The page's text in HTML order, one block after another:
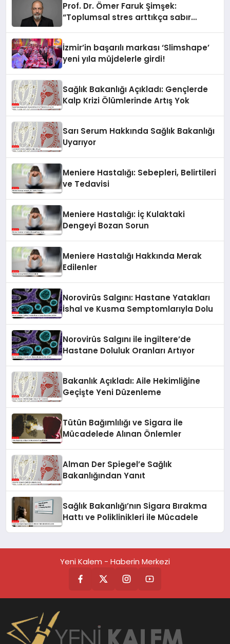
Prof. Dr. Ömer Faruk Şimşek:
“Toplumsal stres arttıkça sabır
İzmir’in başarılı markası ‘Slimshape’
yeni yıla müjdelerle girdi!
Sağlık Bakanlığı Açıkladı: Gençlerde
Kalp Krizi Ölümlerinde Artış Yok
Sarı Serum Hakkında Sağlık Bakanlığı
Uyarıyor
Meniere Hastalığı: Sebepleri, Belirtileri
ve Tedavisi
Meniere Hastalığı: İç Kulaktaki
Dengeyi Bozan Sorun
Meniere Hastalığı Hakkında Merak
Edilenler
Norovirüs Salgını: Hastane Yatakları
İshal ve Kusma Semptomlarıyla Dolu
Norovirüs Salgını ile İngiltere’de
Hastane Doluluk Oranları Artıyor
Bakanlık Açıkladı: Aile Hekimliğine
Geçişte Yeni Düzenleme
Tütün Bağımlılığı ve Sigara İle
Mücadelede Alınan Önlemler
Alman Der Spiegel’e Sağlık
Bakanlığından Yanıt
Sağlık Bakanlığı’nın Sigara Bırakma
Hattı ve Poliklinikleri ile Mücadele
Yeni Kalem - Haberin Merkezi